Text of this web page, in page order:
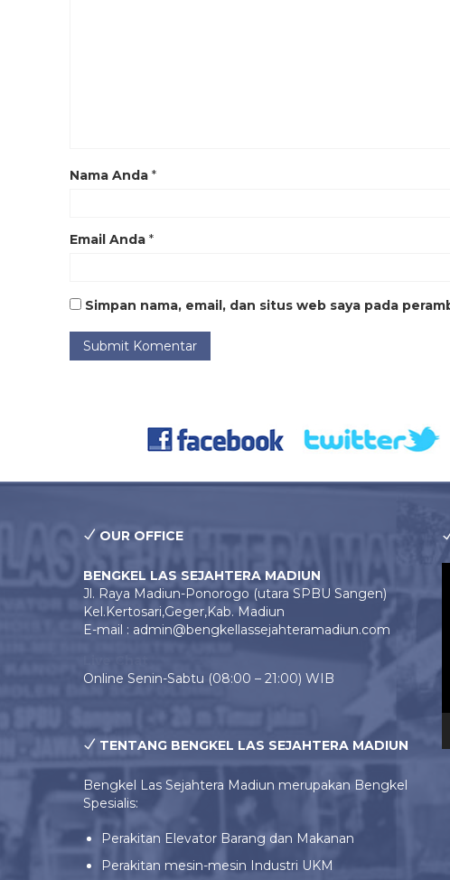
Nama Anda *
Email Anda *
Simpan nama, email, dan situs web saya pada
OUR OFFICE
BENGKEL LAS SEJAHTERA MADIUN
Jl. Raya Madiun-Ponorogo (utara SPBU Sangen)
Kel.Kertosari,Geger,Kab. Madiun
E-mail : admin@bengkellassejahteramadiun.com
Online Senin-Sabtu (08:00 – 21:00) WIB
TENTANG BENGKEL LAS SEJAHTERA MADIUN
Bengkel Las Sejahtera Madiun merupakan Bengkel
Spesialis:
Perakitan Elevator Barang dan Makanan
Perakitan mesin-mesin Industri UKM